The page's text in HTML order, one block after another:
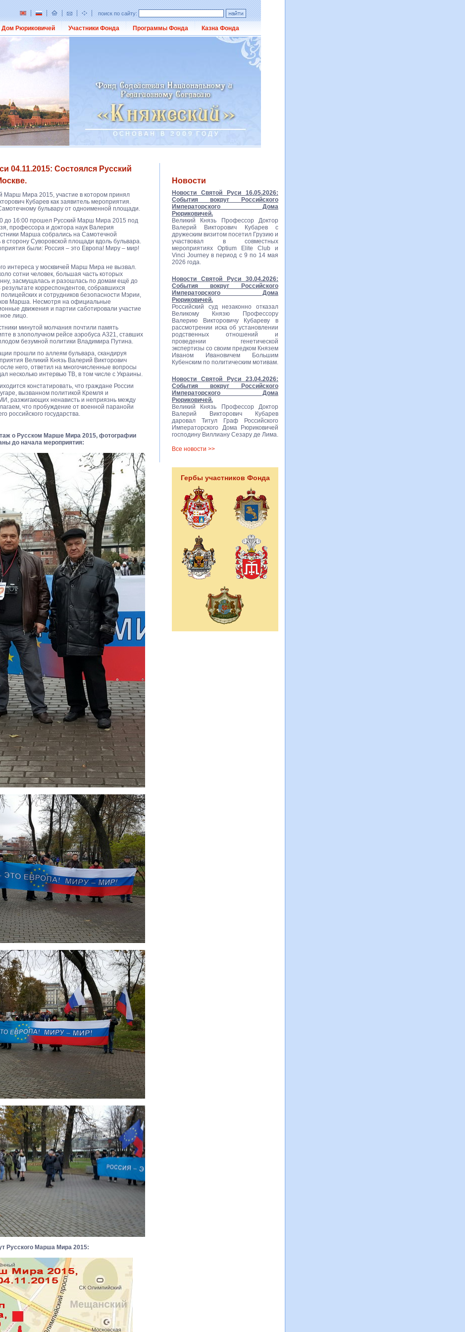
поиск по сайту:
Дом Рюриковичей Участники Фонда Программы Фонда Казна Фонда
04.11.2015: Состоялся Русский
Новости
Марш Мира 2015, участие в котором принял
Кубарев как заявитель мероприятия.
бульвару от одноименной площади.
до 16:00 прошел Русский Марш Мира 2015 под
профессора и доктора наук Валерия
Марша собрались на Самотечной
сторону Суворовской площади вдоль бульвара.
были: Россия – это Европа! Миру – мир!
интереса у москвичей Марш Мира не вызвал.
сотни человек, большая часть которых
засмущалась и разошлась по домам ещё до
корреспондентов, собравшихся
и сотрудников безопасности Мэрии,
Марша. Несмотря на официальные
движения и партии саботировали участие
лицо.
минутой молчания почтили память
в злополучном рейсе аэробуса А321, ставших
безумной политики Владимира Путина.
прошли по аллеям бульвара, скандируя
Великий Князь Валерий Викторович
него, ответил на многочисленные вопросы
несколько интервью ТВ, в том числе с Украины.
констатировать, что граждане России
вызванном политикой Кремля и
разжигающих ненависть и неприязнь между
что пробуждение от военной паранойи
российского государства.
о Русском Марше Мира 2015, фотографии
до начала мероприятия:
Русского Марша Мира 2015:
Новости Святой Руси 16.05.2026:
События вокруг Российского
Императорского Дома
Рюриковичей.
Великий Князь Профессор Доктор
Валерий Викторович Кубарев с
дружеским визитом посетил Грузию и
участвовал в совместных
мероприятиях Optium Elite Club и
Vinci Journey в период с 9 по 14 мая
2026 года.
Новости Святой Руси 30.04.2026:
События вокруг Российского
Императорского Дома
Рюриковичей.
Российский суд незаконно отказал
Великому Князю Профессору
Валерию Викторовичу Кубареву в
рассмотрении иска об установлении
родственных отношений и
проведении генетической
экспертизы со своим предком Князем
Иваном Ивановичем Большим
Кубенским по политическим мотивам.
Новости Святой Руси 23.04.2026:
События вокруг Российского
Императорского Дома
Рюриковичей.
Великий Князь Профессор Доктор
Валерий Викторович Кубарев
даровал Титул Граф Российского
Императорского Дома Рюриковичей
господину Виллиану Сезару де Лима.
Все новости >>
Гербы участников Фонда